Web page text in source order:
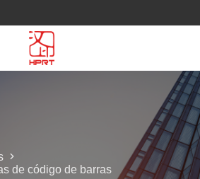
de código de barras